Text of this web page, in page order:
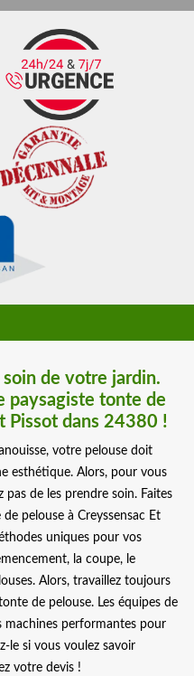
soin de votre jardin.
paysagiste tonte de
Pissot dans 24380 !
votre pelouse doit
esthétique. Alors, pour vous
pas de les prendre soin. Faites
pelouse à Creyssensac Et
uniques pour vos
la coupe, le
Alors, travaillez toujours
de pelouse. Les équipes de
machines performantes pour
le si vous voulez savoir
votre devis !